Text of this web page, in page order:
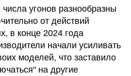
угонов разнообразны
от действий
в конце 2024 года
начали усиливать
моделей, что заставило
на другие